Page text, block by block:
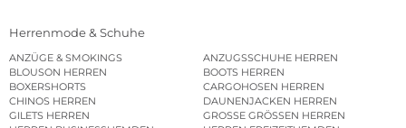
Herrenmode & Schuhe
ANZÜGE & SMOKINGS
ANZUGSSCHUHE HERREN
BLOUSON HERREN
BOOTS HERREN
BOXERSHORTS
CARGOHOSEN HERREN
CHINOS HERREN
DAUNENJACKEN HERREN
GILETS HERREN
GROSSE GRÖSSEN HERREN